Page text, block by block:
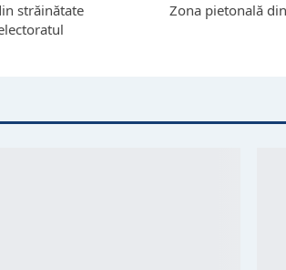
străinătate
Zona pietonală